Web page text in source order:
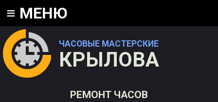
ЧАСОВЫЕ МАСТЕРСКИЕ
КРЫЛОВА
РЕМОНТ ЧАСОВ
≡ МЕНЮ